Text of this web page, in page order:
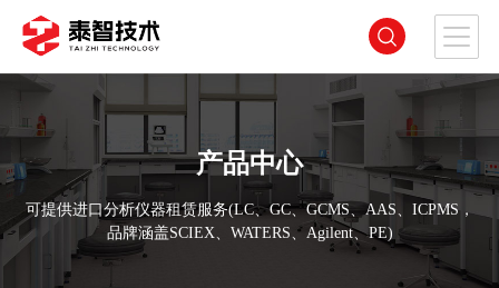
产品中心
可提供进口分析仪器租赁服务(LC、GC、GCMS、AAS、ICPMS，
品牌涵盖SCIEX、WATERS、Agilent、PE)